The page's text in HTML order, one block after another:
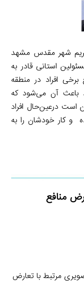
شهر مقدس مشهد
استانی قادر به
افراد در منطقه
باعث آن می‌شود که
است درعین‌حال افراد
و کار خودشان را به
منافع
مرتبط با تعارض